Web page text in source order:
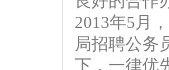
2013年5月
局招聘公务
下，一律优